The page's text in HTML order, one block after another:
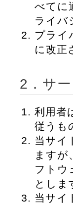
べてに
ライバ
プライ
に改正
2．サ
利用者
従うも
当サイ
ますが
フトウ
としま
当サイ